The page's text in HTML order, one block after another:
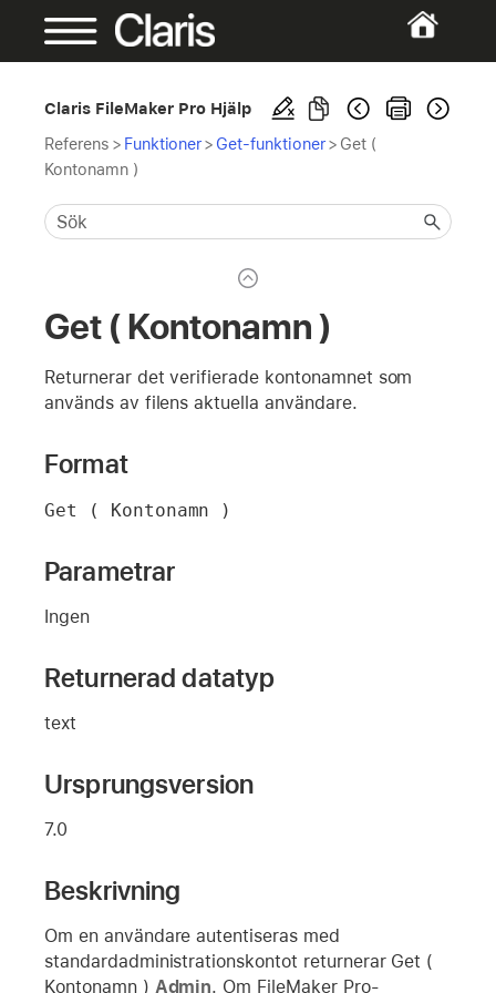
Claris FileMaker Pro Hjälp
Referens > Funktioner> Get-funktioner> Get (
Kontonamn )
Get ( Kontonamn )
Returnerar det verifierade kontonamnet som
används av filens aktuella användare.
Format
Get ( Kontonamn )
Parametrar
Ingen
Returnerad datatyp
text
Ursprungsversion
7.0
Beskrivning
Om en användare autentiseras med
standardadministrationskontot returnerar Get (
Kontonamn ) Admin. Om FileMaker Pro-